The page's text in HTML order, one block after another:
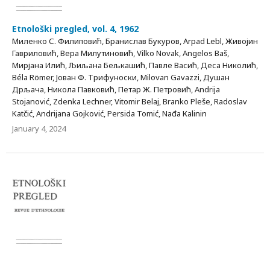
Etnološki pregled, vol. 4, 1962
Миленко С. Филиповић, Бранислав Букуров, Arpad Lebl, Живојин
Гавриловић, Вера Милутиновић, Vilko Novak, Angelos Baš,
Мирјана Илић, Љиљана Бељкашић, Павле Васић, Деса Николић,
Béla Römer, Јован Ф. Трифуноски, Milovan Gavazzi, Душан
Дрљача, Никола Павковић, Петар Ж. Петровић, Andrija
Stojanović, Zdenka Lechner, Vitomir Belaj, Branko Pleše, Radoslav
Katčić, Andrijana Gojković, Persida Tomić, Nаđа Каlinin
January 4, 2024